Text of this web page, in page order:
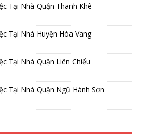
Tại Nhà Quận Thanh Khê
Tại Nhà Huyện Hòa Vang
Tại Nhà Quận Liên Chiểu
Tại Nhà Quận Ngũ Hành Sơn